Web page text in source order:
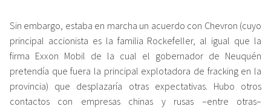
Sin embargo, estaba en marcha un acuerdo con Chevron (cuyo
principal accionista es la familia Rockefeller, al igual que la
firma Exxon Mobil de la cual el gobernador de Neuquén
pretendía que fuera la principal explotadora de fracking en la
provincia) que desplazaría otras expectativas. Hubo otros
contactos con empresas chinas y rusas –entre otras–